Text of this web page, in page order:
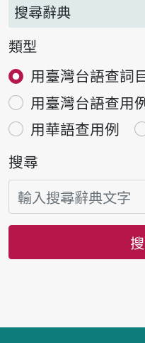
搜尋辭典
類型
用臺灣台語查詞
用臺灣台語查用
用華語查用例
搜尋